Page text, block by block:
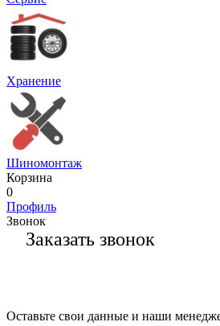
Хранение
Шиномонтаж
Корзина
0
Профиль
Звонок
Заказать звонок
Оставьте свои данные и наши